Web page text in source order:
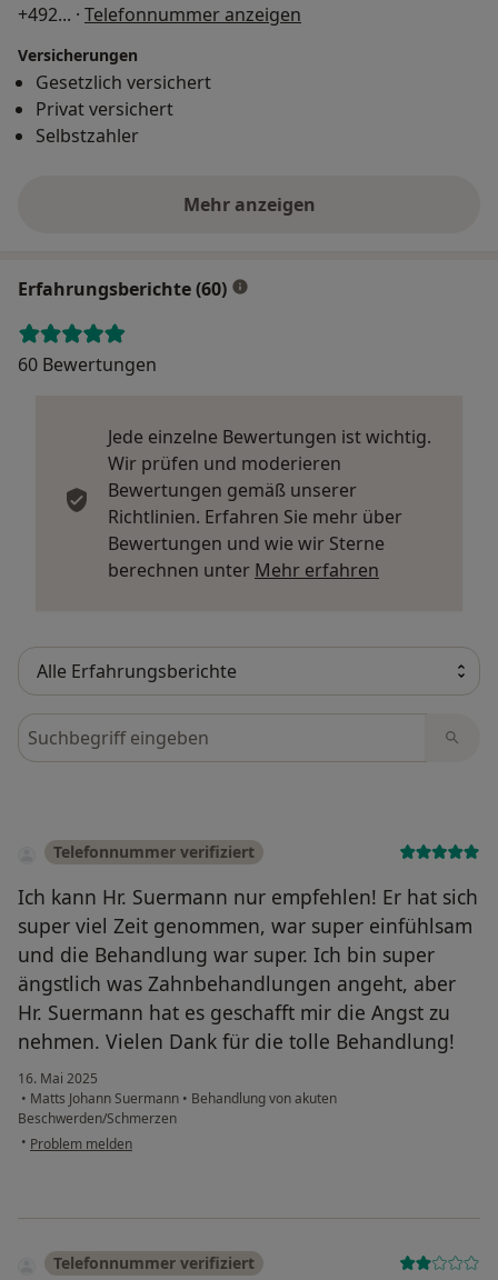
+492... · Telefonnummer anzeigen
Versicherungen
Gesetzlich versichert
Privat versichert
Selbstzahler
Mehr anzeigen
Erfahrungsberichte (60)
60 Bewertungen
Jede einzelne Bewertungen ist wichtig.
Wir prüfen und moderieren
Bewertungen gemäß unserer
Richtlinien. Erfahren Sie mehr über
Bewertungen und wie wir Sterne
berechnen unter Mehr erfahren
Bewertungen durchsuchen
Telefonnummer verifiziert
Ich kann Hr. Suermann nur empfehlen! Er hat sich
super viel Zeit genommen, war super einfühlsam
und die Behandlung war super. Ich bin super
ängstlich was Zahnbehandlungen angeht, aber
Hr. Suermann hat es geschafft mir die Angst zu
nehmen. Vielen Dank für die tolle Behandlung!
16. Mai 2025
• Matts Johann Suermann • Behandlung von akuten
Beschwerden/Schmerzen
• Problem melden
Telefonnummer verifiziert